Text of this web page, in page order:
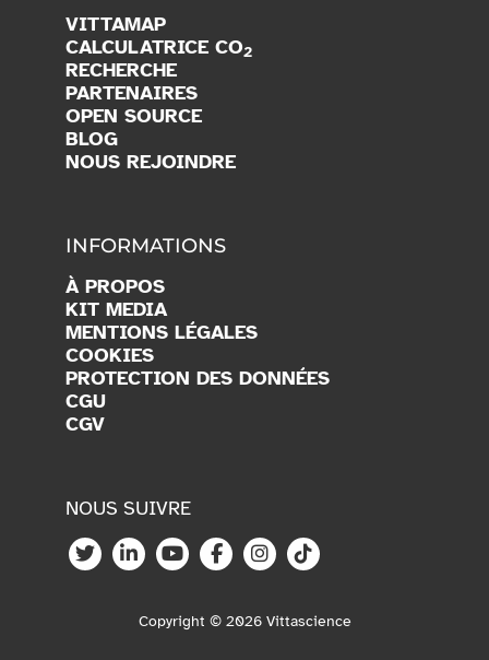
VITTAMAP
CALCULATRICE CO2
RECHERCHE
PARTENAIRES
OPEN SOURCE
BLOG
NOUS REJOINDRE
INFORMATIONS
À PROPOS
KIT MEDIA
MENTIONS LÉGALES
COOKIES
PROTECTION DES DONNÉES
CGU
CGV
NOUS SUIVRE
Copyright © 2026 Vittascience